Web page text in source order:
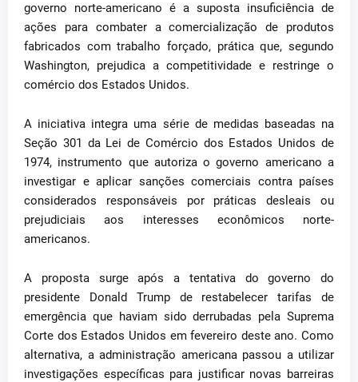
governo norte-americano é a suposta insuficiência de
ações para combater a comercialização de produtos
fabricados com trabalho forçado, prática que, segundo
Washington, prejudica a competitividade e restringe o
comércio dos Estados Unidos.
A iniciativa integra uma série de medidas baseadas na
Seção 301 da Lei de Comércio dos Estados Unidos de
1974, instrumento que autoriza o governo americano a
investigar e aplicar sanções comerciais contra países
considerados responsáveis por práticas desleais ou
prejudiciais aos interesses econômicos norte-
americanos.
A proposta surge após a tentativa do governo do
presidente Donald Trump de restabelecer tarifas de
emergência que haviam sido derrubadas pela Suprema
Corte dos Estados Unidos em fevereiro deste ano. Como
alternativa, a administração americana passou a utilizar
investigações específicas para justificar novas barreiras